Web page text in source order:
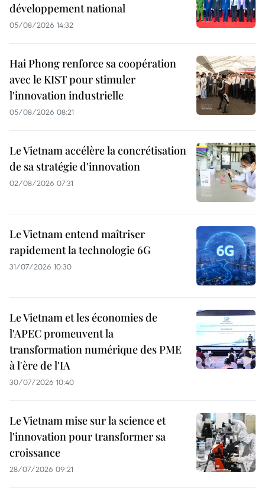
développement national
05/08/2026 14:32
Hai Phong renforce sa coopération
avec le KIST pour stimuler
l'innovation industrielle
05/08/2026 08:21
Le Vietnam accélère la concrétisation
de sa stratégie d'innovation
02/08/2026 07:31
Le Vietnam entend maîtriser
rapidement la technologie 6G
31/07/2026 10:30
Le Vietnam et les économies de
l'APEC promeuvent la
transformation numérique des PME
à l'ère de l'IA
30/07/2026 10:40
Le Vietnam mise sur la science et
l'innovation pour transformer sa
croissance
28/07/2026 09:21